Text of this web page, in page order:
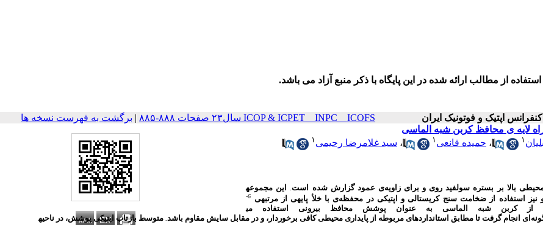
استفاده از مطالب ارائه شده در این پایگاه با ذکر منبع آزاد می باشد.
ICOP & ICPET _ INPC _ ICOFS سال۲۳ صفحات ۸۸۸-۸۸۵ | برگشت به فهرست نسخه ها
لایه ی محافظ کربن شبه الماسی
۱ ، حمیده قانعی ۱ ، سید غلامرضا رحیمی ۱
بالا بر بستره سولفید روی و برای زاویهی عمود گزارش شده است. این مجموعه
نیز استفاده از ضخامت‌سنج کریستالی و اپتیکی در محفظهی با خلأ پایهی­ از مرتبهی 6-
از کربن شبه الماسی به عنوان پوشش محافظ بیرونی استفاده
می
ای انجام گرفت تا مطابق استانداردهای مربوطه از پایداری محیطی کافی برخوردار، و در مقابل سایش مقاوم باشد متوسط بازتاب اپتیکی پوشش، در ناحیه